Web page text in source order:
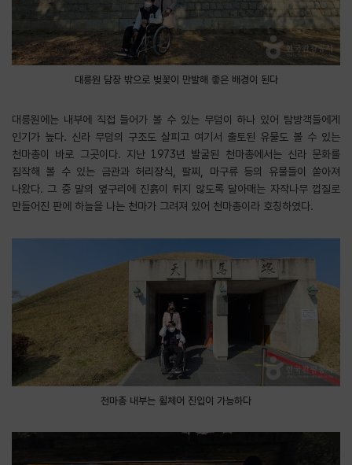
대릉원 담장 밖으로 벚꽃이 만발해 좋은 배경이 된다
대릉원에는 내부에 직접 들어가 볼 수 있는 무덤이 하나 있어 탐방객들에게
인기가 높다. 신라 무덤의 구조도 살피고 여기서 출토된 유물도 볼 수 있는
천마총이 바로 그곳이다. 지난 1973년 발굴된 천마총에서는 신라 문화를
짐작해 볼 수 있는 금관과 허리장식, 팔찌, 마구류 등의 유물들이 쏟아져
나왔다. 그 중 말의 옆구리에 진흙이 튀지 않도록 달아매는 자작나무 껍질로
만들어진 판에 하늘을 나는 천마가 그려져 있어 천마총이라 호칭하였다.
천마총 내부는 휠체어 진입이 가능하다